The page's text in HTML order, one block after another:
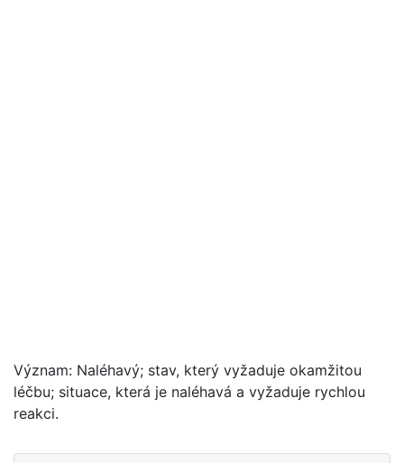
Význam: Naléhavý; stav, který vyžaduje okamžitou
léčbu; situace, která je naléhavá a vyžaduje rychlou
reakci.